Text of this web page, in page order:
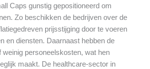
Caps gunstig gepositioneerd om
Zo beschikken de bedrijven over de
prijsstijging door te voeren
en diensten. Daarnaast hebben de
weinig personeelskosten, wat hen
maakt. De healthcare-sector in